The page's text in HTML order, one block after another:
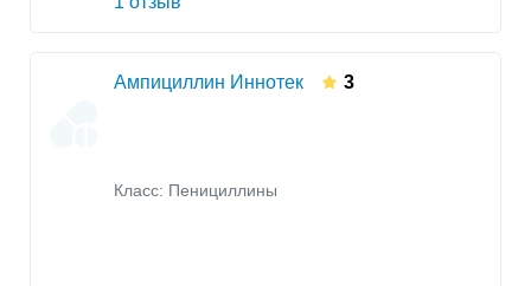
Ампициллин Иннотек 3
Класс: Пенициллины